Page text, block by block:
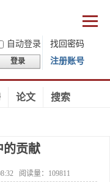
自动登录
找回密码
登录 注册账号
论文 搜索
的贡献
阅读量： 109811